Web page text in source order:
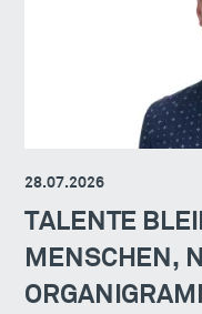
28.07.2026
TALENTE
MENSCHEN,